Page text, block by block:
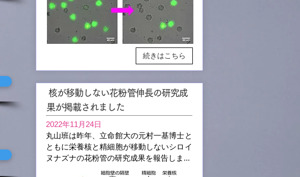
続きはこちら
核が移動しない花粉管伸長の研究成
果が掲載されました
2022年11月24日
丸山班は昨年、立命館大の元村一基博士と
ともに栄養核と精細胞が移動しないシロイ
ヌナズナの花粉管の研究成果を報告しま...